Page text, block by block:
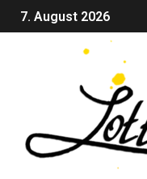
7. August 2026